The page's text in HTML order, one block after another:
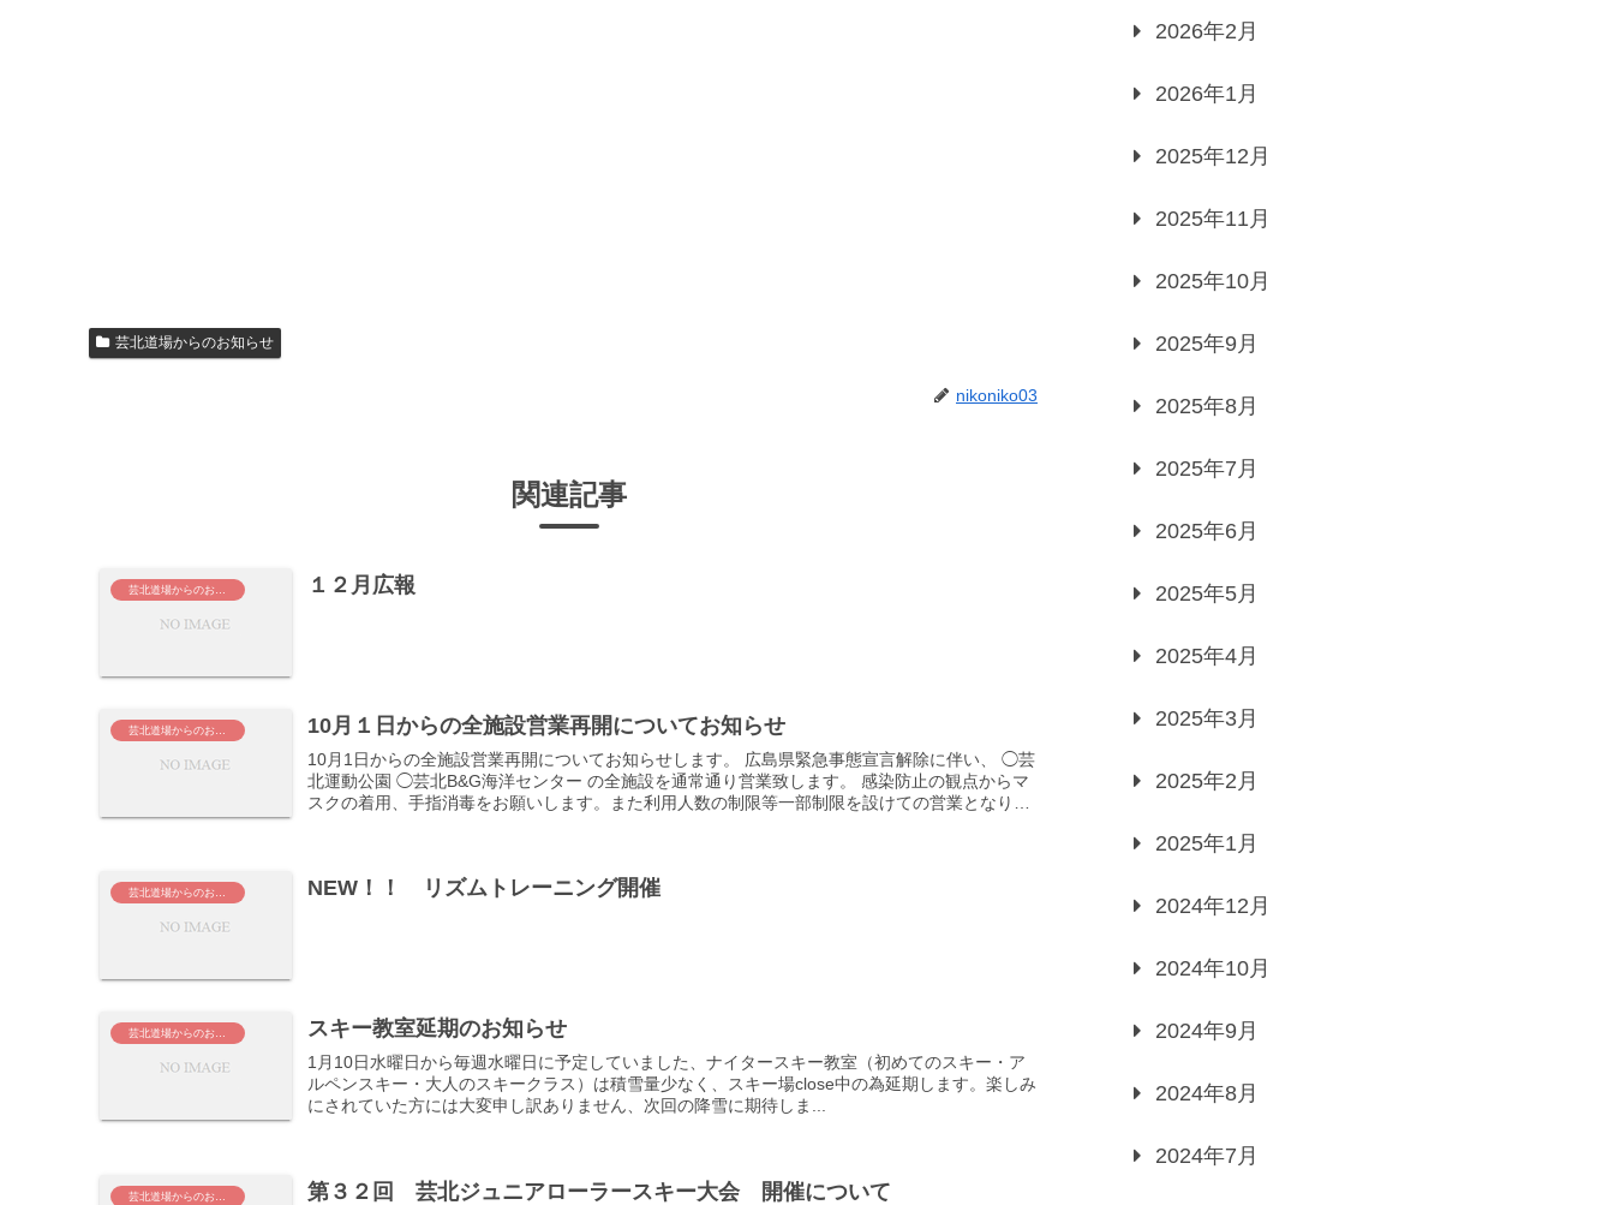
芸北道場からのお知らせ
nikoniko03
関連記事
１２月広報
10月１日からの全施設営業再開についてお知らせ
10月1日からの全施設営業再開についてお知らせします。 広島県緊急事態宣言解除に伴い、 ◯芸
北運動公園 ◯芸北B&G海洋センター の全施設を通常通り営業致します。 感染防止の観点からマ
スクの着用、手指消毒をお願いします。また利用人数の制限等一部制限を設けての営業となりま
芸北道場からのお知らせ NEW！！ リズムトレーニング開催
芸北道場からのお知らせ スキー教室延期のお知らせ
1月10日水曜日から毎週水曜日に予定していました、ナイタースキー教室（初めてのスキー・ア
ルペンスキー・大人のスキークラス）は積雪量少なく、スキー場close中の為延期します。楽しみ
にされていた方には大変申し訳ありません、次回の降雪に期待しま...
第３２回 芸北ジュニアローラースキー大会 開催について
2026年2月
2026年1月
2025年12月
2025年11月
2025年10月
2025年9月
2025年8月
2025年7月
2025年6月
2025年5月
2025年4月
2025年3月
2025年2月
2025年1月
2024年12月
2024年10月
2024年9月
2024年8月
2024年7月